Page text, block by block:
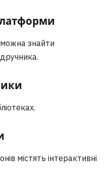
можна знайти
містять інтерактивні